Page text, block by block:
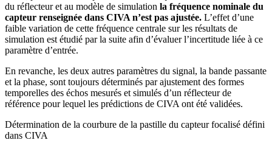
du réflecteur et au modèle de simulation la fréquence nominale du
capteur renseignée dans CIVA n’est pas ajustée. L’effet d’une
faible variation de cette fréquence centrale sur les résultats de
simulation est étudié par la suite afin d’évaluer l’incertitude liée à ce
paramètre d’entrée.
En revanche, les deux autres paramètres du signal, la bande passante
et la phase, sont toujours déterminés par ajustement des formes
temporelles des échos mesurés et simulés d’un réflecteur de
référence pour lequel les prédictions de CIVA ont été validées.
Détermination de la courbure de la pastille du capteur focalisé défini
dans CIVA